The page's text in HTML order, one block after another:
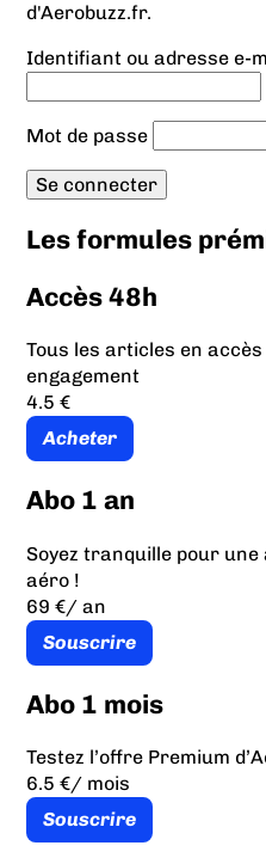
d'Aerobuzz.fr.
Identifiant ou adresse e-
Mot de passe
Les formules
Accès 48h
Tous les articles en
engagement
4.5 €
Acheter
Abo 1 an
Soyez tranquille pour une
aéro !
69 €/ an
Souscrire
Abo 1 mois
Testez l’offre Premium
6.5 €/ mois
Souscrire